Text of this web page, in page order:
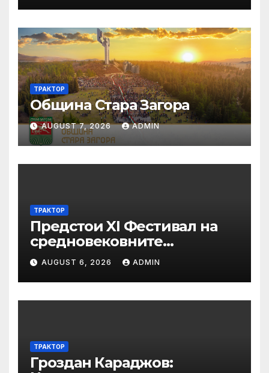
ТРАКТОР
Община Стара Загора
AUGUST 7, 2026 ADMIN
ТРАКТОР
Предстои XI Фестивал на
средновековните
традиции, бит и култура
„Калето
AUGUST 6, 2026 ADMIN
ТРАКТОР
Гроздан Караджов: